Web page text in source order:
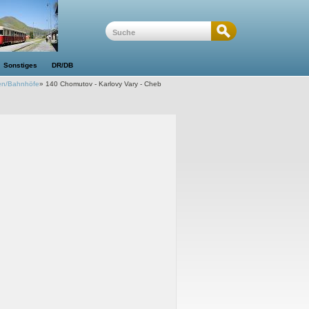
Sonstiges DR/DB
Bahnhöfe» 140 Chomutov - Karlovy Vary - Cheb